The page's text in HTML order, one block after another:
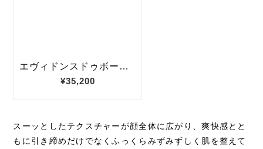
スーッとしたテクスチャーが顔全体に広がり、爽快感とと
もに引き締めだけでなくふっくらみずみずしく肌を整えて